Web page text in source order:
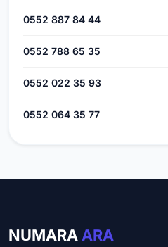
0552 887 84 44
0552 788 65 35
0552 022 35 93
0552 064 35 77
NUMARA ARA